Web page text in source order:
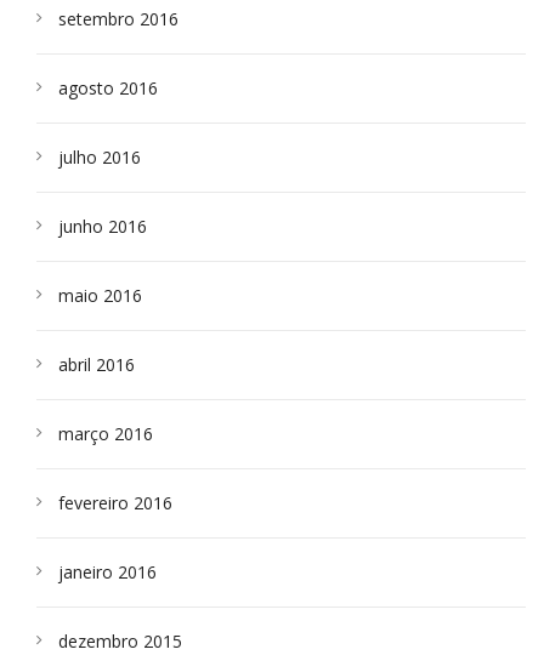
setembro 2016
agosto 2016
julho 2016
junho 2016
maio 2016
abril 2016
março 2016
fevereiro 2016
janeiro 2016
dezembro 2015